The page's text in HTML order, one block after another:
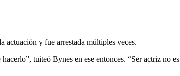
actuación y fue arrestada múltiples veces.
tuiteó Bynes en ese entonces. “Ser actriz no es